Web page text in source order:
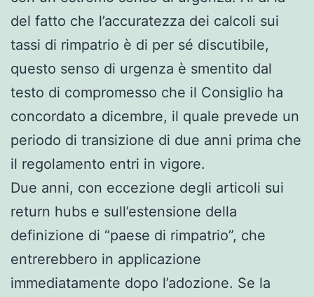
del fatto che l’accuratezza dei calcoli sui
tassi di rimpatrio è di per sé discutibile,
questo senso di urgenza è smentito dal
testo di compromesso che il Consiglio ha
concordato a dicembre, il quale prevede un
periodo di transizione di due anni prima che
il regolamento entri in vigore.
Due anni, con eccezione degli articoli sui
return hubs e sull’estensione della
definizione di “paese di rimpatrio”, che
entrerebbero in applicazione
immediatamente dopo l’adozione. Se la